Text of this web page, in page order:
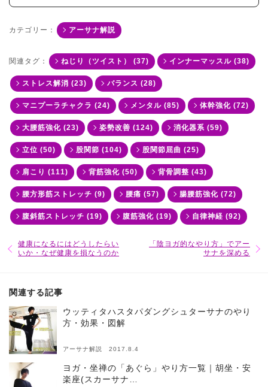
カテゴリー： アーサナ解説
関連タグ： ねじり（ツイスト） (37) インナーマッスル (38)
ストレス解消 (23) バランス (28)
マニプーラチャクラ (24) メンタル (85) 体幹強化 (72)
大腰筋強化 (23) 姿勢改善 (124) 消化器系 (59)
立位 (50) 股関節 (104) 股関節屈曲 (25)
肩こり (111) 背筋強化 (50) 背骨調整 (43)
腰方形筋ストレッチ (9) 腰痛 (57) 腸腰筋強化 (72)
腹斜筋ストレッチ (19) 腹筋強化 (19) 自律神経 (92)
健康になるにはどうしたらい
いか・なぜ健康を損なうのか
「陰ヨガ的なやり方」でアー
サナを深める
関連する記事
ウッティタハスタパダングシュターサナのやり
方・効果・図解
アーサナ解説 2017.8.4
ヨガ・坐禅の「あぐら」やり方一覧｜胡坐・安
楽座(スカーサナ…